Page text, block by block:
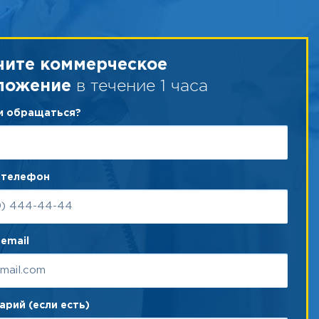
коммерческое
в течение 1 часа
обращаться?
(если есть)